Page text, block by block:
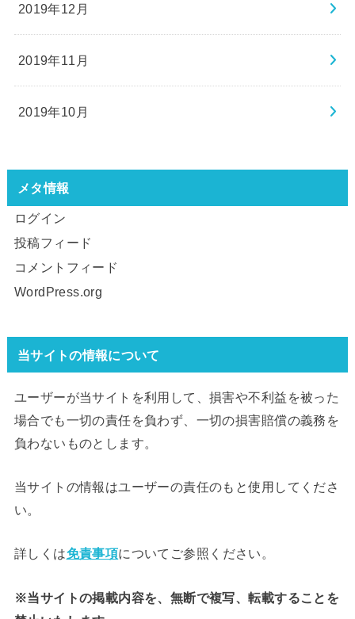
2019年12月
2019年11月
2019年10月
メタ情報
ログイン
投稿フィード
コメントフィード
WordPress.org
当サイトの情報について
ユーザーが当サイトを利用して、損害や不利益を被った
場合でも一切の責任を負わず、一切の損害賠償の義務を
負わないものとします。
当サイトの情報はユーザーの責任のもと使用してくださ
い。
詳しくは免責事項についてご参照ください。
※当サイトの掲載内容を、無断で複写、転載することを